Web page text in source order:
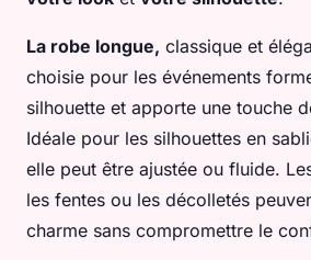
La robe longue, classique et
choisie pour les événements
silhouette et apporte une touche
Idéale pour les silhouettes en
elle peut être ajustée ou fluide.
les fentes ou les décolletés
charme sans compromettre le